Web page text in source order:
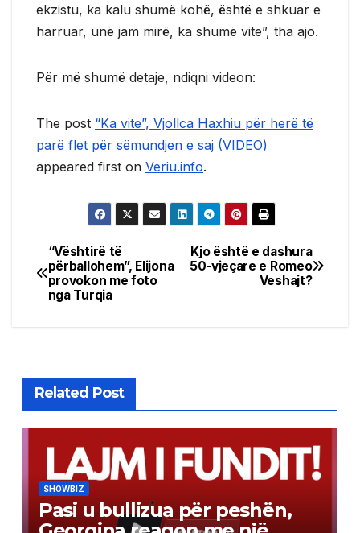
ekzistu, ka kalu shumë kohë, është e shkuar e
harruar, unë jam mirë, ka shumë vite”, tha ajo.
Për më shumë detaje, ndiqni videon:
The post “Ka vite”, Vjollca Haxhiu për herë të
parë flet për sëmundjen e saj (VIDEO)
appeared first on Veriu.info.
Post
navigation
Kjo është e dashura
50-vjeçare e Romeo
Veshajt?
“Vështirë të
përballohem”, Elijona
provokon me foto
nga Turqia
Related Post
SHOWBIZ
Pasi u bullizua për peshën,